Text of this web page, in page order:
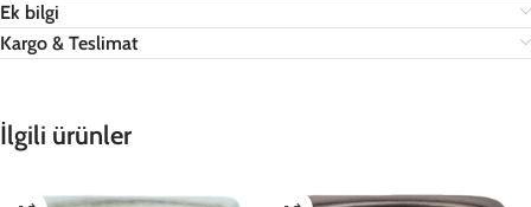
Ek bilgi
Kargo & Teslimat
İlgili ürünler